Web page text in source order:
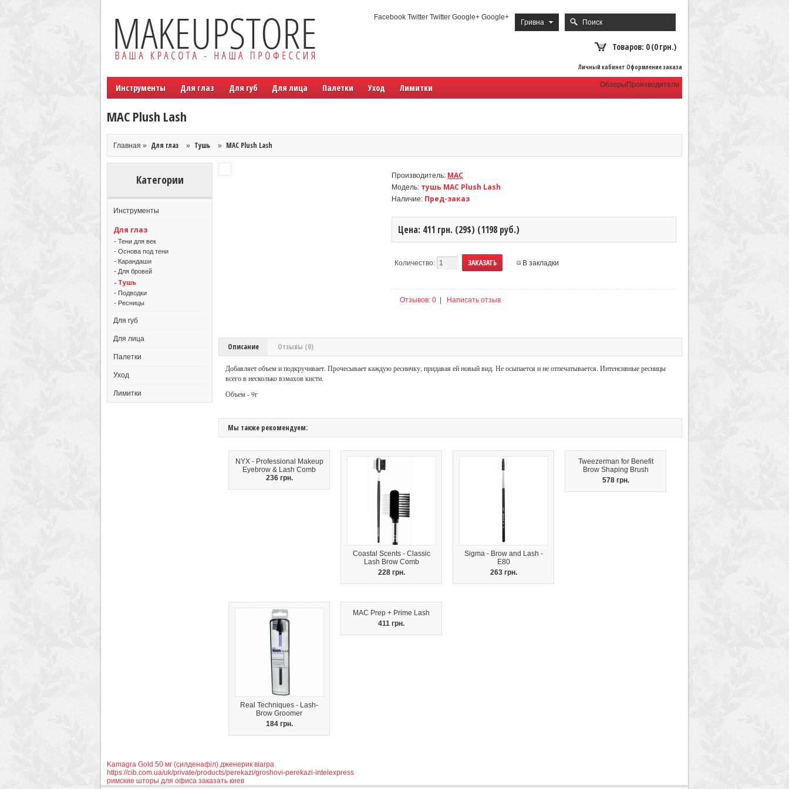
Гривна
Facebook Twitter Twitter Google+ Google+
Товаров: 0 (0 грн.)
Личный кабинет Оформление заказа
Инструменты Для глаз Для губ Для лица Палетки Уход Лимитки Производители
Обзоры
MAC Plush Lash
Главная » Для глаз » Тушь » MAC Plush Lash
Категории
Инструменты
Для глаз
- Тени для век
- Основа под тени
- Карандаши
- Для бровей
- Тушь
- Подводки
- Ресницы
Для губ
Для лица
Палетки
Уход
Лимитки
Производитель: MAC
Модель: тушь MAC Plush Lash
Наличие: Пред-заказ
Цена: 411 грн. (29$) (1198 руб.)
Количество: В закладки
Отзывов: 0 | Написать отзыв
Описание Отзывы (0)
Добавляет объем и подкручивает. Прочесывает каждую ресничку, придавая ей новый вид. Не осыпается и не отпечатывается. Интенсивные ресницы
всего в несколько взмахов кисти.
Объем - 9г
Мы также рекомендуем:
NYX - Professional Makeup
Eyebrow & Lash Comb
236 грн.
Coastal Scents - Classic
Lash Brow Comb
228 грн.
Sigma - Brow and Lash -
E80
263 грн.
Tweezerman for Benefit
Brow Shaping Brush
578 грн.
Real Techniques - Lash-
Brow Groomer
184 грн.
MAC Prep + Prime Lash
411 грн.
Kamagra Gold 50 мг (силденафіл) дженерик віагра
https://cib.com.ua/uk/private/products/perekazi/groshovi-perekazi-intelexpress
римские шторы для офиса заказать киев